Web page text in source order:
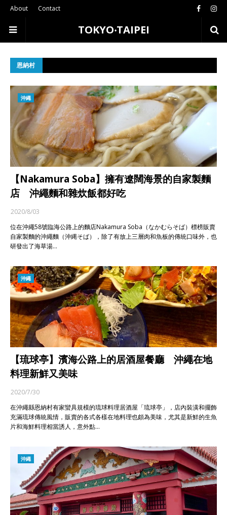
About Contact
TOKYO‧TAIPEI
恩納村
沖繩
【Nakamura Soba】擁有遼闊海景的自家製麵
店 沖繩麵和雜炊飯都好吃
2020/8/03
位在沖繩58號臨海公路上的麵店Nakamura Soba（なかむらそば）標榜販賣
自家製麵的沖繩麵（沖縄そば），除了有放上三層肉和魚板的傳統口味外，也
研發出了海草湯…
沖繩
【琉球亭】濱海公路上的居酒屋餐廳 沖繩在地
料理新鮮又美味
2020/7/30
在沖繩縣恩納村有家蠻具規模的琉球料理居酒屋「琉球亭」，店內裝潢和擺飾
充滿琉球傳統風情，販賣的各式各樣在地料理也頗為美味，尤其是新鮮的生魚
片和海鮮料理相當誘人，意外點…
沖繩